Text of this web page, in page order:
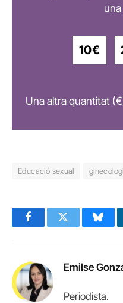
10€
Una altra quantitat
Educació sexual
FacebookTwitter
Emilse
Periodista.